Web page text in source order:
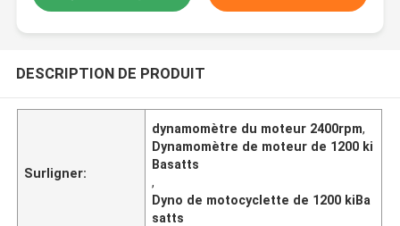
DESCRIPTION DE PRODUIT
Surligner:
dynamomètre du moteur 2400rpm,
Dynamomètre de moteur de 1200 ki
Basatts
,
Dyno de motocyclette de 1200 kiBa
satts